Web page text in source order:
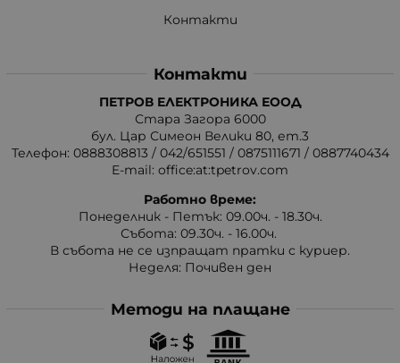
Контакти
Контакти
ПЕТРОВ ЕЛЕКТРОНИКА ЕООД
Стара Загора 6000
бул. Цар Симеон Велики 80, ет.3
Телефон: 0888308813 / 042/651551 / 0875111671 / 0887740434
E-mail: office:at:tpetrov.com
Работно време:
Понеделник - Петък: 09.00ч. - 18.30ч.
Събота: 09.30ч. - 16.00ч.
В събота не се изпращат пратки с куриер.
Неделя: Почивен ден
Методи на плащане